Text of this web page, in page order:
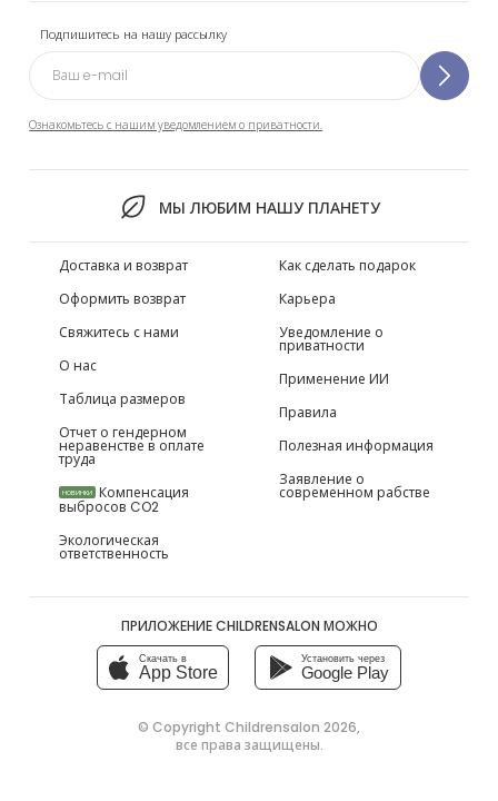
Подпишитесь на нашу рассылку
Ознакомьтесь с нашим уведомлением о приватности.
МЫ ЛЮБИМ НАШУ ПЛАНЕТУ
Доставка и возврат
Оформить возврат
Свяжитесь с нами
О нас
Таблица размеров
Отчет о гендерном
неравенстве в оплате
труда
НОВИНКИ Компенсация
выбросов CO2
Экологическая
ответственность
Как сделать подарок
Карьера
Уведомление о
приватности
Применение ИИ
Правила
Полезная информация
Заявление о
современном рабстве
ПРИЛОЖЕНИЕ CHILDRENSALON МОЖНО
Скачать в
App Store
Установить через
Google Play
© Copyright Childrensalon 2026,
все права защищены.